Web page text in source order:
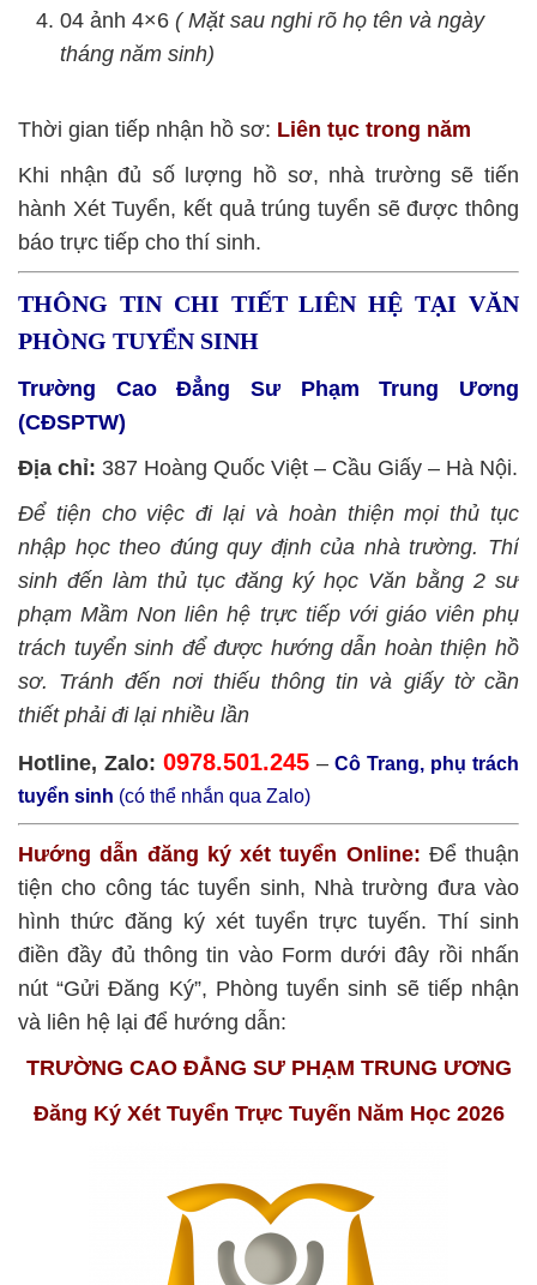
04 ảnh 4×6 ( Mặt sau nghi rõ họ tên và ngày
tháng năm sinh)
Thời gian tiếp nhận hồ sơ: Liên tục trong năm
Khi nhận đủ số lượng hồ sơ, nhà trường sẽ tiến
hành Xét Tuyển, kết quả trúng tuyển sẽ được thông
báo trực tiếp cho thí sinh.
THÔNG TIN CHI TIẾT LIÊN HỆ TẠI VĂN
PHÒNG TUYỂN SINH
Trường Cao Đẳng Sư Phạm Trung Ương
(CĐSPTW)
Địa chỉ: 387 Hoàng Quốc Việt – Cầu Giấy – Hà Nội.
Để tiện cho việc đi lại và hoàn thiện mọi thủ tục
nhập học theo đúng quy định của nhà trường. Thí
sinh đến làm thủ tục đăng ký học Văn bằng 2 sư
phạm Mầm Non liên hệ trực tiếp với giáo viên phụ
trách tuyển sinh để được hướng dẫn hoàn thiện hồ
sơ. Tránh đến nơi thiếu thông tin và giấy tờ cần
thiết phải đi lại nhiều lần
Hotline, Zalo: 0978.501.245–Cô Trang, phụ trách
tuyển sinh (có thể nhắn qua Zalo)
Hướng dẫn đăng ký xét tuyển Online: Để thuận
tiện cho công tác tuyển sinh, Nhà trường đưa vào
hình thức đăng ký xét tuyển trực tuyến. Thí sinh
điền đầy đủ thông tin vào Form dưới đây rồi nhấn
nút “Gửi Đăng Ký”, Phòng tuyển sinh sẽ tiếp nhận
và liên hệ lại để hướng dẫn:
TRƯỜNG CAO ĐẲNG SƯ PHẠM TRUNG ƯƠNG
Đăng Ký Xét Tuyển Trực Tuyến Năm Học 2026